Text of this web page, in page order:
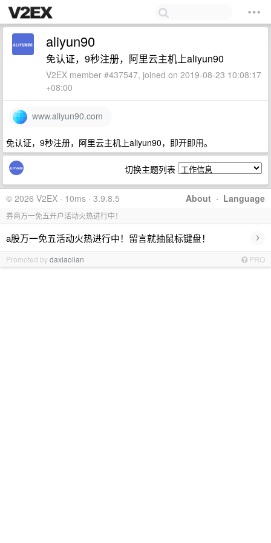
aliyun90
免认证，9秒注册，阿里云主机上aliyun90
V2EX member #437547, joined on 2019-08-23 10:08:17
+08:00
www.aliyun90.com
免认证，9秒注册，阿里云主机上aliyun90，即开即用。
切换主题列表
About · Language
© 2026 V2EX · 10ms · 3.9.8.5
券商万一免五开户活动火热进行中！
a股万一免五活动火热进行中！留言就抽鼠标键盘！ ›
Promoted bydaxiaolian PRO